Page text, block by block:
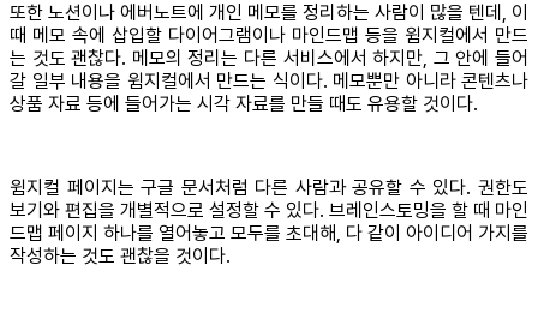
또한 노션이나 에버노트에 개인 메모를 정리하는 사람이 많을 텐데, 이
때 메모 속에 삽입할 다이어그램이나 마인드맵 등을 윔지컬에서 만드
는 것도 괜찮다. 메모의 정리는 다른 서비스에서 하지만, 그 안에 들어
갈 일부 내용을 윔지컬에서 만드는 식이다. 메모뿐만 아니라 콘텐츠나
상품 자료 등에 들어가는 시각 자료를 만들 때도 유용할 것이다.
윔지컬 페이지는 구글 문서처럼 다른 사람과 공유할 수 있다. 권한도
보기와 편집을 개별적으로 설정할 수 있다. 브레인스토밍을 할 때 마인
드맵 페이지 하나를 열어놓고 모두를 초대해, 다 같이 아이디어 가지를
작성하는 것도 괜찮을 것이다.